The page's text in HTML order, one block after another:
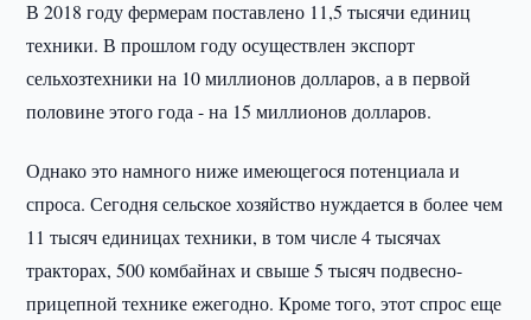
В 2018 году фермерам поставлено 11,5 тысячи единиц
техники. В прошлом году осуществлен экспорт
сельхозтехники на 10 миллионов долларов, а в первой
половине этого года - на 15 миллионов долларов.
Однако это намного ниже имеющегося потенциала и
спроса. Сегодня сельское хозяйство нуждается в более чем
11 тысяч единицах техники, в том числе 4 тысячах
тракторах, 500 комбайнах и свыше 5 тысяч подвесно-
прицепной технике ежегодно. Кроме того, этот спрос еще